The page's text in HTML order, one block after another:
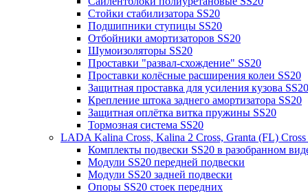
Стойки стабилизатора SS20
Подшипники ступицы SS20
Отбойники амортизаторов SS20
Шумоизоляторы SS20
Проставки "развал-схождение" SS20
Проставки колёсные расширения колеи SS20
Защитная проставка для усиления кузова SS20
Крепление штока заднего амортизатора SS20
Защитная оплётка витка пружины SS20
Тормозная система SS20
LADA Kalina Cross, Kalina 2 Cross, Granta (FL) Cross
Комплекты подвески SS20 в разобранном
Модули SS20 передней подвески
Модули SS20 задней подвески
Опоры SS20 стоек передних